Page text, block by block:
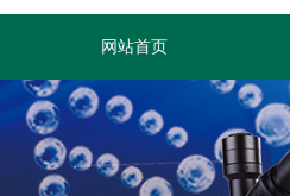
网站首页